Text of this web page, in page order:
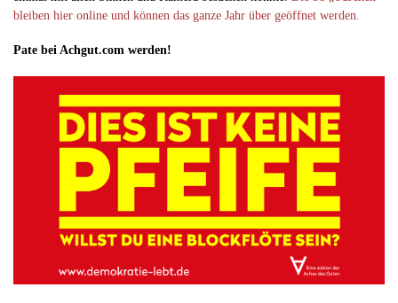
bleiben hier online und können das ganze Jahr über geöffnet werden.
Pate bei Achgut.com werden!